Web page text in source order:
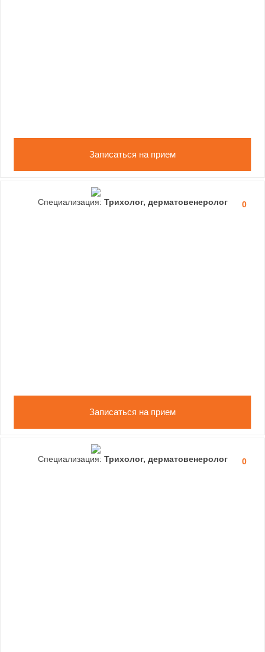
Записаться на прием
0
Специализация: Трихолог, дерматовенеролог
Записаться на прием
0
Специализация: Трихолог, дерматовенеролог